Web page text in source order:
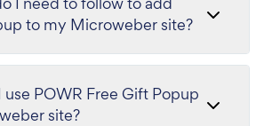
to my Microweber site?
POWR Free Gift Popup
site?